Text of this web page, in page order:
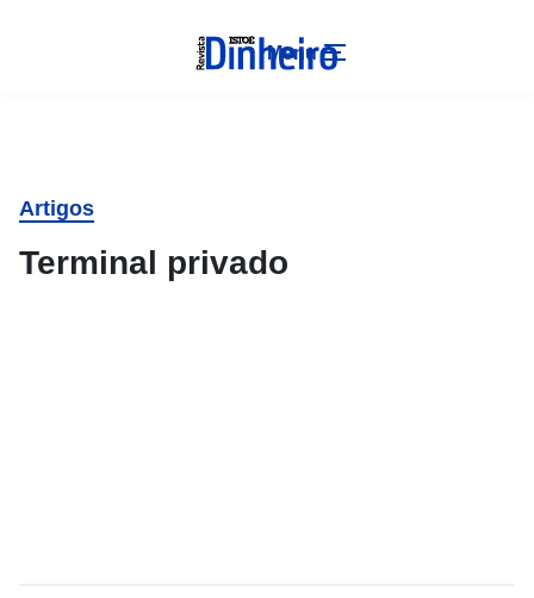
Menu
Artigos
Terminal privado